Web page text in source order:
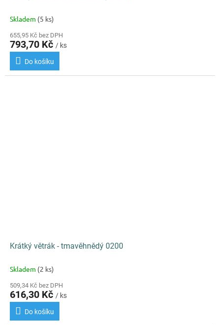
Skladem (5 ks)
655,95 Kč bez DPH
793,70 Kč / ks
Do košíku
Krátký větrák - tmavěhnědý 0200
Skladem (2 ks)
509,34 Kč bez DPH
616,30 Kč / ks
Do košíku